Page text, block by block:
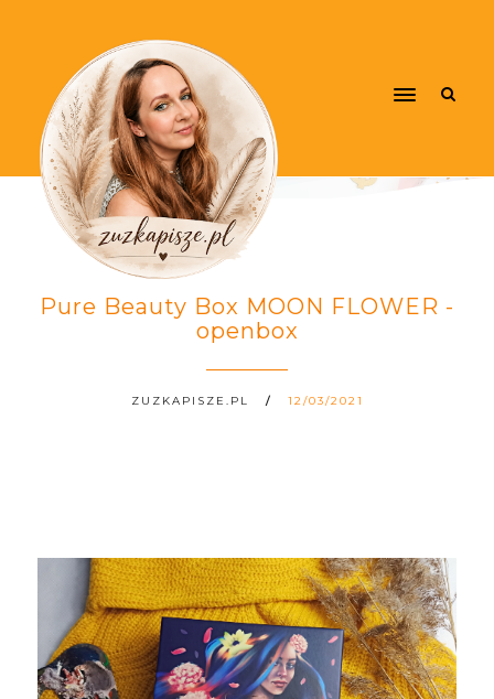
Pure Beauty Box MOON FLOWER -
openbox
ZUZKAPISZE.PL 12/03/2021